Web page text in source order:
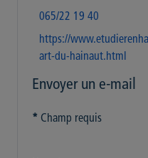
065/22 19 40
https://
art-du-hainaut.html
Envoyer un e-mail
* Champ requis